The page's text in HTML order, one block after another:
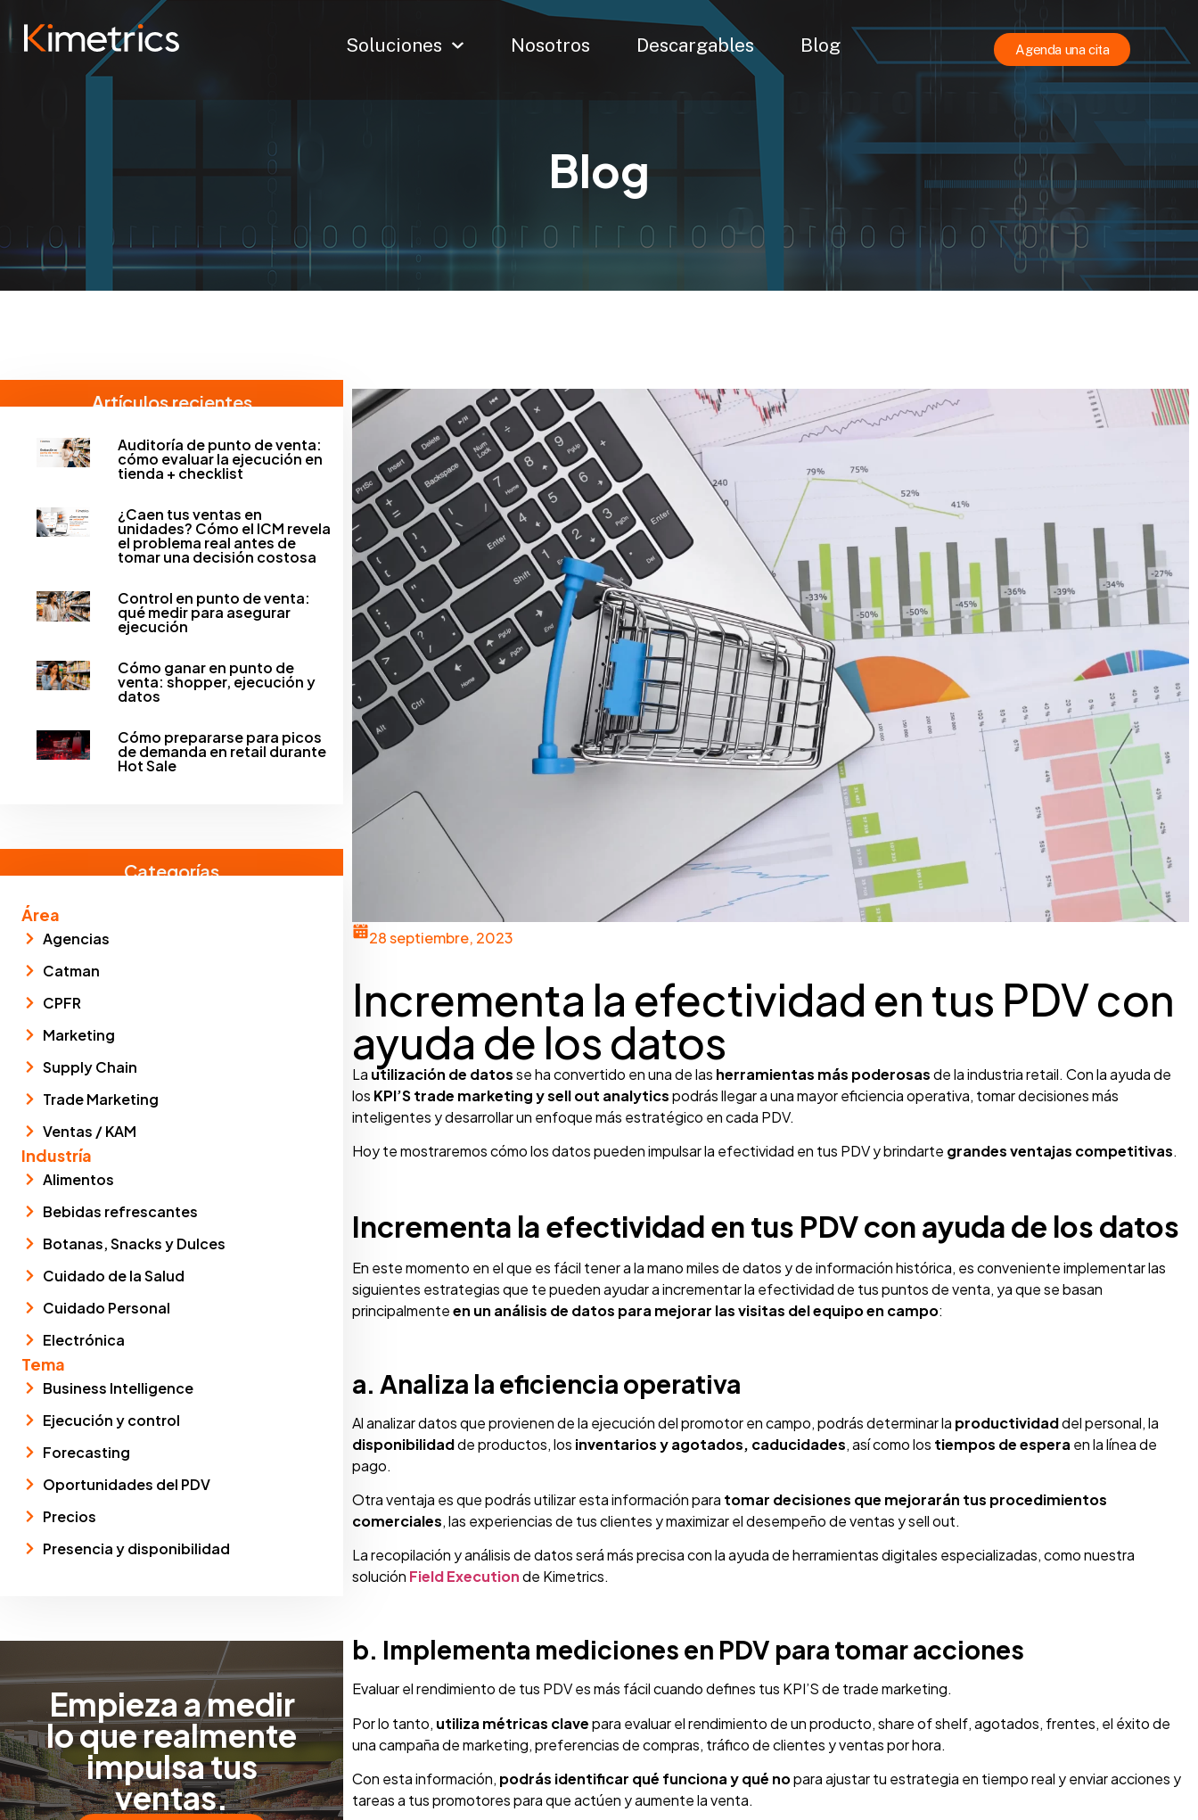
Soluciones Nosotros Descargables Blog Agenda una cita
Blog
Artículos recientes
Auditoría de punto de venta:
cómo evaluar la ejecución en
tienda + checklist
¿Caen tus ventas en
unidades? Cómo el ICM revela
el problema real antes de
tomar una decisión costosa
Control en punto de venta:
qué medir para asegurar
ejecución
Cómo ganar en punto de
venta: shopper, ejecución y
datos
Cómo prepararse para picos
de demanda en retail durante
Hot Sale
Categorías
Área
Agencias
Catman
CPFR
Marketing
Supply Chain
Trade Marketing
Ventas / KAM
Industría
Alimentos
Bebidas refrescantes
Botanas, Snacks y Dulces
Cuidado de la Salud
Cuidado Personal
Electrónica
Tema
Business Intelligence
Ejecución y control
Forecasting
Oportunidades del PDV
Precios
Presencia y disponibilidad
Empieza a medir
lo que realmente
impulsa tus
ventas.
28 septiembre, 2023
Incrementa la efectividad en tus PDV con
ayuda de los datos
La utilización de datosse ha convertido en una de las herramientas más poderosasde la industria retail. Con la ayuda de
los KPI’S trade marketing y sell out analyticspodrás llegar a una mayor eficiencia operativa, tomar decisiones más
inteligentes y desarrollar un enfoque más estratégico en cada PDV.
Hoy te mostraremos cómo los datos pueden impulsar la efectividad en tus PDV y brindarte grandes ventajas competitivas.
Incrementa la efectividad en tus PDV con ayuda de los datos
En este momento en el que es fácil tener a la mano miles de datos y de información histórica, es conveniente implementar las
siguientes estrategias que te pueden ayudar a incrementar la efectividad de tus puntos de venta, ya que se basan
principalmenteen un análisis de datos para mejorar las visitas del equipo en campo:
a. Analiza la eficiencia operativa
Al analizar datos que provienen de la ejecución del promotor en campo, podrás determinar la productividaddel personal, la
disponibilidadde productos, los inventarios y agotados, caducidades, así como los tiempos de espera en la línea de
pago.
Otra ventaja es que podrás utilizar esta información para tomar decisiones que mejorarán tus procedimientos
comerciales, las experiencias de tus clientes y maximizar el desempeño de ventas y sell out.
La recopilación y análisis de datos será más precisa con la ayuda de herramientas digitales especializadas, como nuestra
solución Field Executionde Kimetrics.
b. Implementa mediciones en PDV para tomar acciones
Evaluar el rendimiento de tus PDV es más fácil cuando defines tus KPI’S de trade marketing.
Por lo tanto, utiliza métricas clavepara evaluar el rendimiento de un producto, share of shelf, agotados, frentes, el éxito de
una campaña de marketing, preferencias de compras, tráfico de clientes y ventas por hora.
Con esta información, podrás identificar qué funciona y qué nopara ajustar tu estrategia en tiempo real y enviar acciones y
tareas a tus promotores para que actúen y aumente la venta.